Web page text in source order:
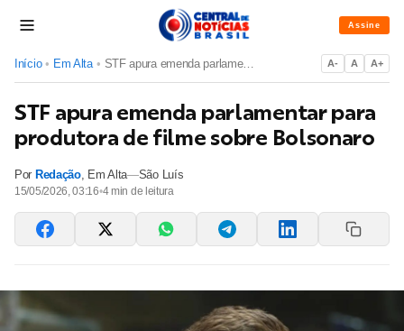
Assine
Início • Em Alta • STF apura emenda parlamentar para produtora de filme sobre B... A- A A+
STF apura emenda parlamentar para
produtora de filme sobre Bolsonaro
Por Redação, Em Alta—São Luís
15/05/2026, 03:16•4min de leitura